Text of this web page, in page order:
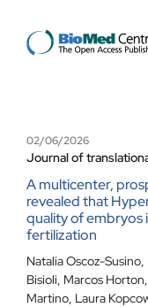
02/06/2026
Journal of
A multicenter,
revealed that
quality of embryos
fertilization
Natalia Oscoz-Susino,
Bisioli, Marcos Horton,
Martino, Laura